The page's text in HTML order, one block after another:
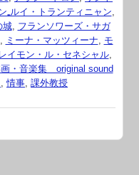
₌ルイ・トランティニャン,
城, フランソワーズ・サガ
, ミーナ・マッツィーナ, モ
レイモン・ル・セネシャル,
・音楽集 original sound
,情事, 課外教授